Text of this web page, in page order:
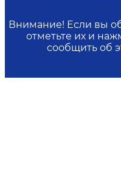
Внимание! Если вы
отметьте их и
сообщить об